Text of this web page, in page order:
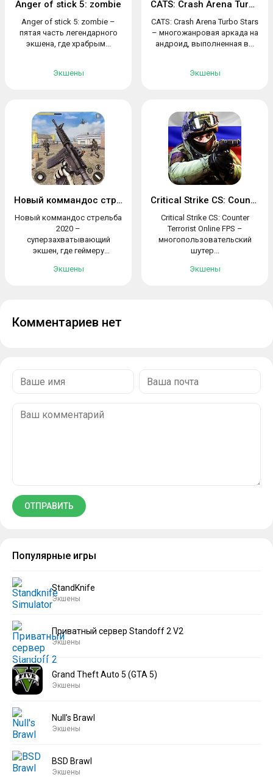
Anger of stick 5: zombie
Anger of stick 5: zombie –
пятая часть легендарного
экшена, где храбрым...
Экшены
CATS: Crash Arena Turbo Stars
CATS: Crash Arena Turbo Stars
– многожанровая аркада на
андроид, выполненная в...
Экшены
Новый коммандос стрельба 2020
Новый коммандос стрельба
2020 –
суперзахватывающий
экшен, где геймеру
Экшены
Critical Strike CS: Counter Terrorist
Critical Strike CS: Counter
Terrorist Online FPS –
многопользовательский
шутер...
Экшены
Комментариев нет
Популярные игры
StandKnife
Экшены
Приватный сервер Standoff 2 V2
Экшены
Grand Theft Auto 5 (GTA 5)
Экшены
Null’s Brawl
Экшены
BSD Brawl
Экшены